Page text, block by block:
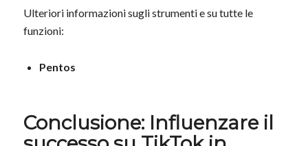
Ulteriori informazioni sugli strumenti e su tutte le
funzioni:
Pentos
Conclusione: Influenzare il